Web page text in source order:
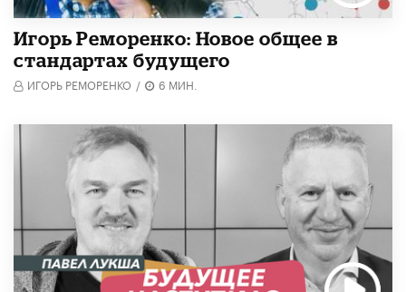
Игорь Реморенко: Новое общее в
стандартах будущего
ИГОРЬ РЕМОРЕНКО / 6 МИН.